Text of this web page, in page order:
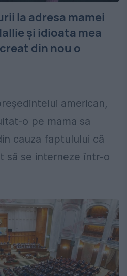
la adresa mamei
și idioata mea
din nou o
american,
o pe mama sa
cauza faptulului că
să se interneze într-o